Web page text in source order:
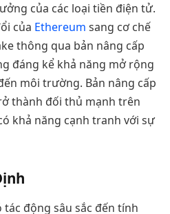
của các loại tiền điện tử.
của Ethereum sang cơ chế
thông qua bản nâng cấp
đáng kể khả năng mở rộng
môi trường. Bản nâng cấp
thành đối thủ mạnh trên
khả năng cạnh tranh với sự
tác động sâu sắc đến tính